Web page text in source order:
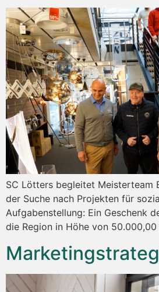
SC Lötters begleitet Meisterteam
der Suche nach Projekten für
Aufgabenstellung: Ein Geschenk
die Region in Höhe von